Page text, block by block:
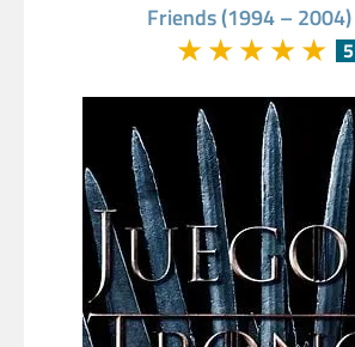
Friends (1994 – 2004)
★★★★★ 5